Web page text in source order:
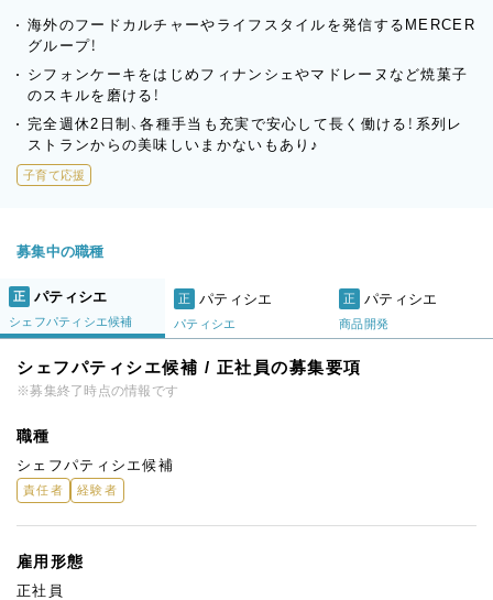
海外のフードカルチャーやライフスタイルを発信するMERCER
グループ！
シフォンケーキをはじめフィナンシェやマドレーヌなど焼菓子
のスキルを磨ける！
完全週休2日制、各種手当も充実で安心して長く働ける！系列レ
ストランからの美味しいまかないもあり♪
子育て応援
募集中の職種
正 パティシエ
シェフパティシエ候補
正 パティシエ
パティシエ
正 パティシエ
商品開発
シェフパティシエ候補 / 正社員の募集要項
※募集終了時点の情報です
職種
シェフパティシエ候補
責任者 経験者
雇用形態
正社員